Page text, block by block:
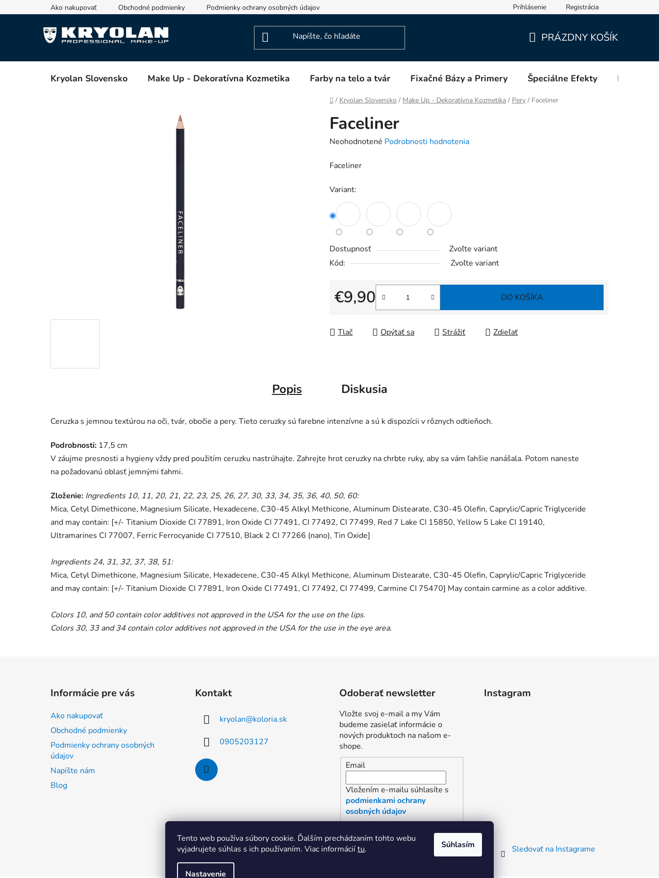
Tento web používa súbory cookie. Ďalším prechádzaním tohto webu
vyjadrujete súhlas s ich používaním. Viac informáciítu.
Nastavenie
Súhlasím
na
Ako nakupovať Obchodné podmienky Podmienky ochrany osobných údajov Prihlásenie Registrácia
KOŠÍK
PRÁZDNY KOŠÍK
Kryolan Slovensko Make Up - Dekoratívna Kozmetika Farby na telo a tvár Fixačné Bázy a Primery Špeciálne Efekty Blog
Domov
/ Kryolan Slovensko / Make Up - Dekoratívna Kozmetika / Pery / Faceliner
Faceliner
Priemerné
produktu
0,0
5
hviezdičiek.
Neohodnotené Podrobnosti hodnotenia
Faceliner
Variant:
Dostupnosť
Zvoľte variant
Kód:
Zvoľte variant
€9,90
Jednotková cena:
DO KOŠÍKA
Tlač Opýtať sa Strážiť Zdieľať
Popis Diskusia
Ceruzka s jemnou textúrou na oči, tvár, obočie a pery. Tieto ceruzky sú farebne intenzívne a sú k dispozícii v rôznych odtieňoch.
Podrobnosti: 17,5 cm
V záujme presnosti a hygieny vždy pred použitím ceruzku nastrúhajte. Zahrejte hrot ceruzky na chrbte ruky, aby sa vám ľahšie nanášala. Potom naneste
na požadovanú oblasť jemnými ťahmi.
Zloženie: Ingredients 10, 11, 20, 21, 22, 23, 25, 26, 27, 30, 33, 34, 35, 36, 40, 50, 60:
Mica, Cetyl Dimethicone, Magnesium Silicate, Hexadecene, C30-45 Alkyl Methicone, Aluminum Distearate, C30-45 Olefin, Caprylic/Capric Triglyceride
and may contain: [+/- Titanium Dioxide CI 77891, Iron Oxide CI 77491, CI 77492, CI 77499, Red 7 Lake CI 15850, Yellow 5 Lake CI 19140,
Ultramarines CI 77007, Ferric Ferrocyanide CI 77510, Black 2 CI 77266 (nano), Tin Oxide]
Ingredients 24, 31, 32, 37, 38, 51:
Mica, Cetyl Dimethicone, Magnesium Silicate, Hexadecene, C30-45 Alkyl Methicone, Aluminum Distearate, C30-45 Olefin, Caprylic/Capric Triglyceride
and may contain: [+/- Titanium Dioxide CI 77891, Iron Oxide CI 77491, CI 77492, CI 77499, Carmine CI 75470] May contain carmine as a color additive.
Colors 10, and 50 contain color additives not approved in the USA for the use on the lips.
Colors 30, 33 and 34 contain color additives not approved in the USA for the use in the eye area.
Informácie pre vás
Ako nakupovať
Obchodné podmienky
Podmienky ochrany osobných
údajov
Napíšte nám
Blog
Kontakt
kryolan@koloria.sk
0905203127
Odoberať newsletter
Vložte svoj e-mail a my Vám
budeme zasielať informácie o
nových produktoch na našom e-
shope.
Email
Vložením e-mailu súhlasíte s
podmienkami ochrany
osobných údajov
PRIHLÁSIŤ SA
Instagram
Sledovať na Instagrame